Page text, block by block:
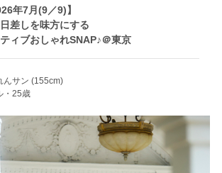
年7月(9／9)】
差しを味方にする
ィブおしゃれSNAP♪＠東京
んサン (155cm)
・25歳